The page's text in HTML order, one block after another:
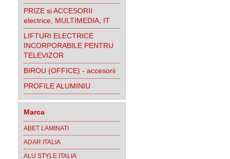
PRIZE si ACCESORII
electrice, MULTIMEDIA, IT
LIFTURI ELECTRICE
INCORPORABILE PENTRU
TELEVIZOR
BIROU (OFFICE) - accesorii
PROFILE ALUMINIU
Marca
ABET LAMINATI
ADAR ITALIA
ALU STYLE ITALIA